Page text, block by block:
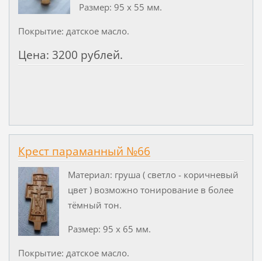
Размер: 95 х 55 мм.
Покрытие: датское масло.
Цена: 3200 рублей.
Крест параманный №66
Материал: груша ( светло - коричневый
цвет ) возможно тонирование в более
тёмный тон.
Размер: 95 х 65 мм.
Покрытие: датское масло.